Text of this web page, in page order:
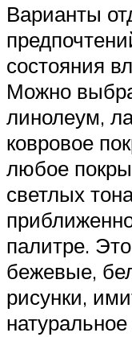
Варианты
состояния
Можно
линолеум,
ковровое
любое
светлых
палитре.
бежевые,
рисунки,